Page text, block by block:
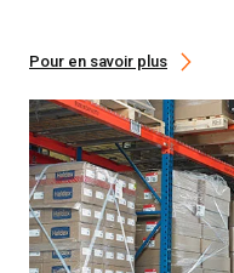
Pour en savoir plus